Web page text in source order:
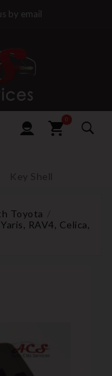
by email
0
Key Shell
Toyota
RAV4, Celica,